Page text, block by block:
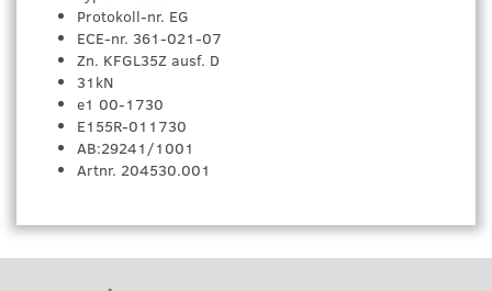
Protokoll-nr. EG
ECE-nr. 361-021-07
Zn. KFGL35Z ausf. D
31kN
e1 00-1730
E155R-011730
AB:29241/1001
Artnr. 204530.001